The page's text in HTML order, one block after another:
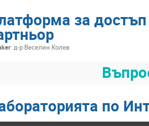
за достъп
: д-р Веселин Колев
по